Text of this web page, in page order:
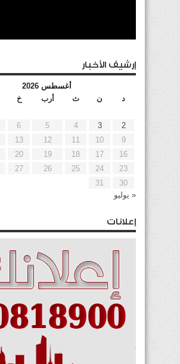
إرشيف الأخبار
أغسطس 2026
د
ن ث أرب خ
2
3
4
5
6
9
10
11
12
13
16
17
18
19
20
23
24
25
26
27
30
31
« يوليو
إعلانات